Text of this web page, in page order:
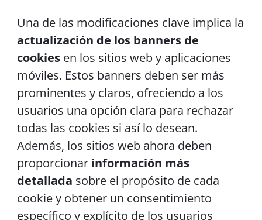
Una de las modificaciones clave implica la
actualización de los banners de
cookies en los sitios web y aplicaciones
móviles. Estos banners deben ser más
prominentes y claros, ofreciendo a los
usuarios una opción clara para rechazar
todas las cookies si así lo desean.
Además, los sitios web ahora deben
proporcionar información más
detallada sobre el propósito de cada
cookie y obtener un consentimiento
específico y explícito de los usuarios